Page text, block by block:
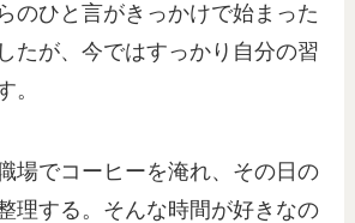
のひと言がきっかけで始まった
たが、今ではすっかり自分の習
。
場でコーヒーを淹れ、その日の
理する。そんな時間が好きなの